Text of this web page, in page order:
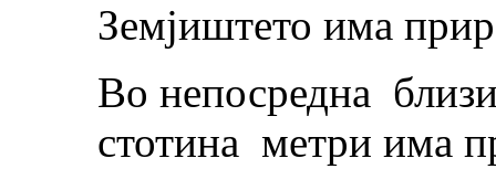
Земјиштето има
Во непосредна
стотина метри има